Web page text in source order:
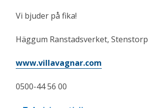
Vi bjuder på fika!
Häggum Ranstadsverket, Stenstorp
www.villavagnar.com
0500-44 56 00